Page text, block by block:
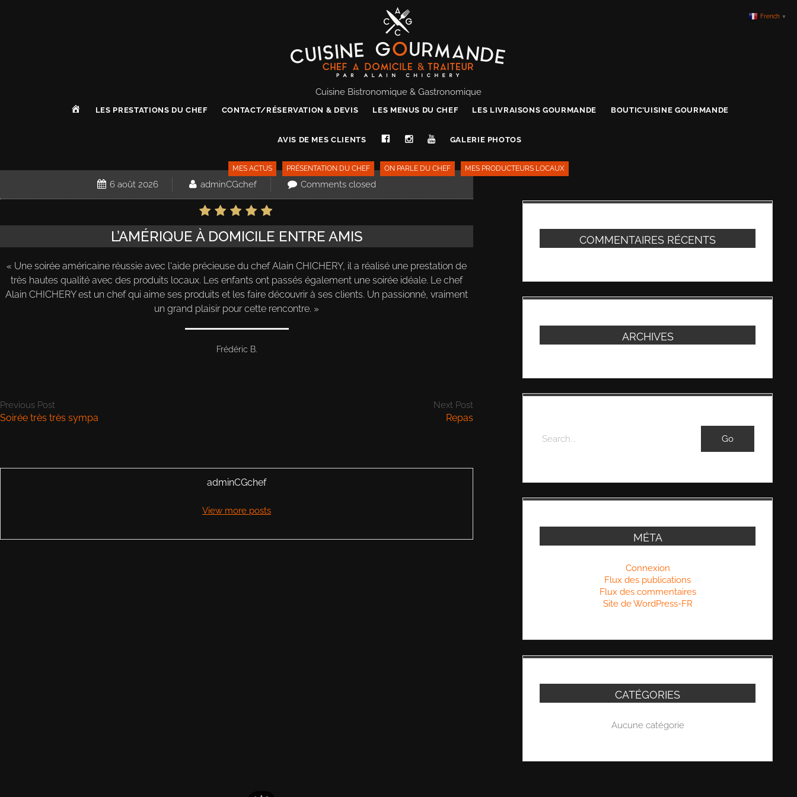
Cuisine Bistronomique & Gastronomique
LES PRESTATIONS DU CHEF CONTACT/RÉSERVATION & DEVIS LES MENUS DU CHEF LES LIVRAISONS GOURMANDE BOUTIC’UISINE GOURMANDE
AVIS DE MES CLIENTS GALERIE PHOTOS
MES ACTUS PRÉSENTATION DU CHEF ON PARLE DU CHEF MES PRODUCTEURS LOCAUX
6 août 2026 adminCGchef Comments closed
L’AMÉRIQUE À DOMICILE ENTRE AMIS
Une soirée américaine réussie avec l'aide précieuse du chef Alain CHICHERY, il a réalisé une prestation de
très hautes qualité avec des produits locaux. Les enfants ont passés également une soirée idéale. Le chef
Alain CHICHERY est un chef qui aime ses produits et les faire découvrir à ses clients. Un passionné, vraiment
un grand plaisir pour cette rencontre.
Frédéric B.
Previous Post
Soirée très très sympa
Next Post
Repas
adminCGchef
View more posts
COMMENTAIRES RÉCENTS
ARCHIVES
MÉTA
Connexion
Flux des publications
Flux des commentaires
Site de WordPress-FR
CATÉGORIES
Aucune catégorie
French ▼